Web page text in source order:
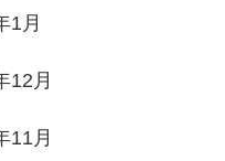
1月
12月
11月